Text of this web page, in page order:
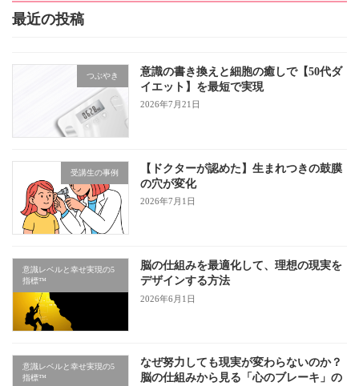
最近の投稿
つぶやき
意識の書き換えと細胞の癒しで【50代ダ
イエット】を最短で実現
2026年7月21日
受講生の事例
【ドクターが認めた】生まれつきの鼓膜
の穴が変化
2026年7月1日
意識レベルと幸せ実現の5
指標™
脳の仕組みを最適化して、理想の現実を
デザインする方法
2026年6月1日
意識レベルと幸せ実現の5
指標™
なぜ努力しても現実が変わらないのか？
脳の仕組みから見る「心のブレーキ」の